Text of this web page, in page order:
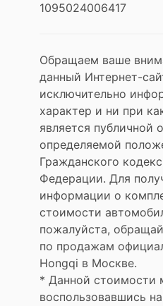
1095024006417
Обращаем ваше
данный Интернет-
исключительно
характер и ни при
является публичной
определяемой
Гражданского
Федерации. Для
информации о
стоимости
пожалуйста,
по продажам
Hongqi в Москве.
* Данной стоимости
воспользовавшись